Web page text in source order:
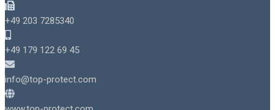
+49 203 7285340
+49 179 122 69 45
info@top-protect.com